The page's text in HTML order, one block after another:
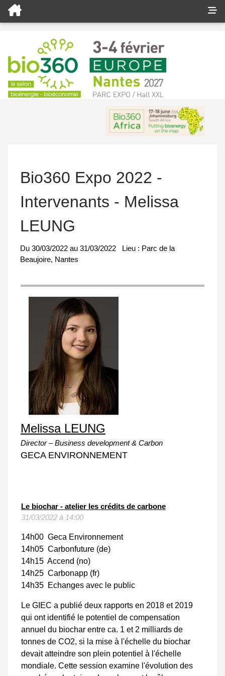
Bio360 Expo 2022 -
Intervenants - Melissa
LEUNG
Du 30/03/2022 au 31/03/2022 Lieu : Parc de la
Beaujoire, Nantes
Melissa LEUNG
Director – Business development & Carbon
GECA ENVIRONNEMENT
Le biochar - atelier les crédits de carbone
31/03/2022 à 14:00
14h00 Geca Environnement
14h05 Carbonfuture (de)
14h15 Accend (no)
14h25 Carbonapp (fr)
14h35 Echanges avec le public
Le GIEC a publié deux rapports en 2018 et 2019
qui ont identifié le potentiel de compensation
annuel du biochar entre ca. 1 et 2 milliards de
tonnes de CO2, si la mise à l'échelle du biochar
devait atteindre son plein potentiel à l'échelle
mondiale. Cette session examine l'évolution des